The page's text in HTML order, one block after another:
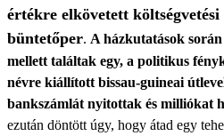
értékre elkövetett
büntetőper. A házkutatások
mellett találtak egy, a politikus
névre kiállított bissau-guineai
bankszámlát nyitottak és milliókat
ezután döntött úgy, hogy átad egy